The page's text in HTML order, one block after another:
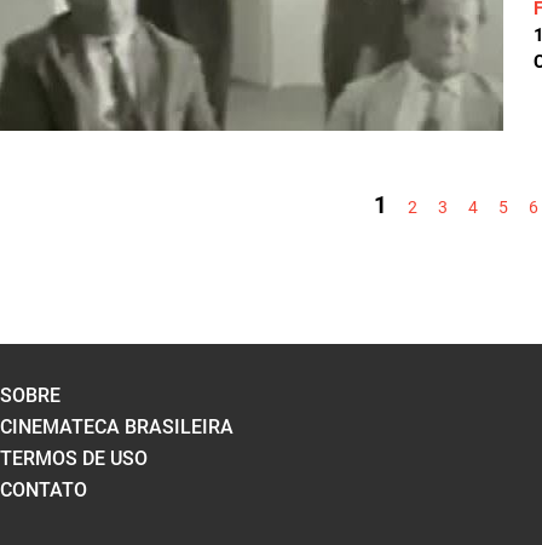
1 2 3 4 5 6
SOBRE
CINEMATECA BRASILEIRA
TERMOS DE USO
CONTATO